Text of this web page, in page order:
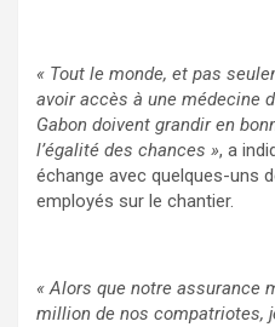
« Tout le monde, et pas
avoir accès à une médecine
Gabon doivent grandir en
l’égalité des chances », a
échange avec quelques-uns
employés sur le chantier.
« Alors que notre assurance
million de nos compatriotes,